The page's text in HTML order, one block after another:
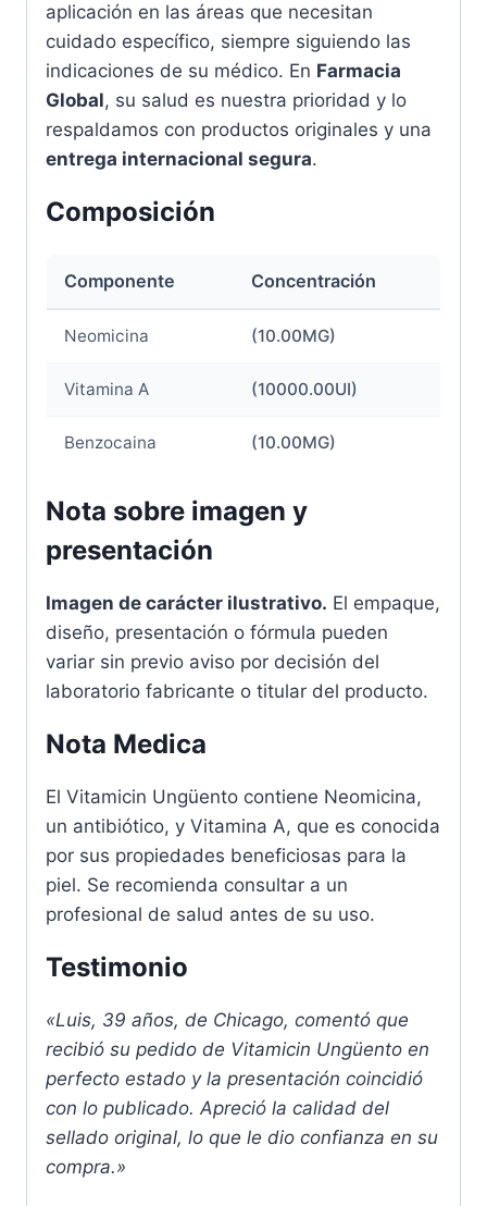
aplicación en las áreas que necesitan
cuidado específico, siempre siguiendo las
indicaciones de su médico. En Farmacia
Global, su salud es nuestra prioridad y lo
respaldamos con productos originales y una
entrega internacional segura.
Composición
Componente Concentración
Neomicina (10.00MG)
Vitamina A (10000.00UI)
Benzocaina (10.00MG)
Nota sobre imagen y
presentación
Imagen de carácter ilustrativo. El empaque,
diseño, presentación o fórmula pueden
variar sin previo aviso por decisión del
laboratorio fabricante o titular del producto.
Nota Medica
El Vitamicin Ungüento contiene Neomicina,
un antibiótico, y Vitamina A, que es conocida
por sus propiedades beneficiosas para la
piel. Se recomienda consultar a un
profesional de salud antes de su uso.
Testimonio
«Luis, 39 años, de Chicago, comentó que
recibió su pedido de Vitamicin Ungüento en
perfecto estado y la presentación coincidió
con lo publicado. Apreció la calidad del
sellado original, lo que le dio confianza en su
compra.»